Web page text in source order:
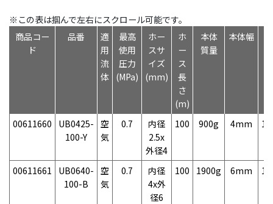
※この表は掴んで左右にスクロール可能です。
商品コー
ド
品番
適
用
流
体
最高
使用
圧力
(MPa)
ホー
スサ
イズ
(mm)
ホ
ー
ス
長
さ
(m)
本体
質量
本体幅
00611660
UB0425-
100-Y
空
気
0.7
内径
2.5x
外径4
100 900g 4mm
00611661
UB0640-
100-B
空
気
0.7
内径
4x外
径6
100 1900g 6mm